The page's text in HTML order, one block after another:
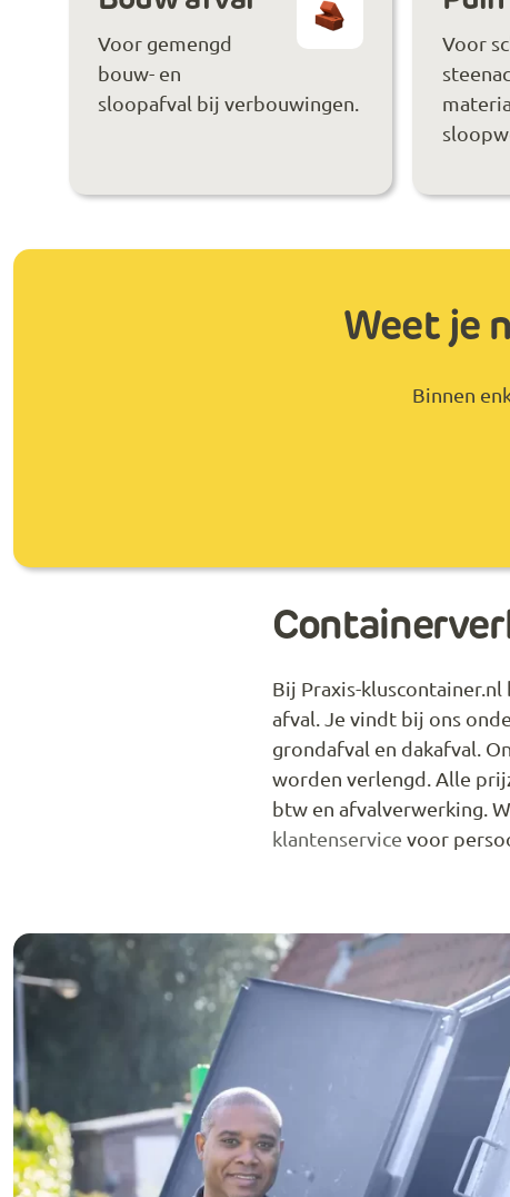
Voor gemengd
bouw- en
sloopafval bij verbouwingen.
Voor
Weet je
Binnen
Bij Praxis-
afval. Je vindt bij ons
grondafval en dakafval.
worden verlengd. Alle
btw en afvalverwerking.
klantenservice voor